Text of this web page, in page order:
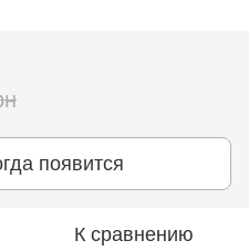
появится
К сравнению